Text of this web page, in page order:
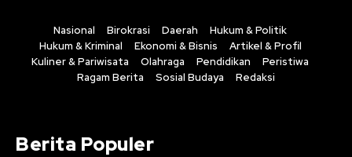
Nasional Birokrasi Daerah
Hukum & Politik
Hukum & Kriminal
Ekonomi & Bisnis
Artikel & Profil
Kuliner & Pariwisata
Olahraga Pendidikan
Peristiwa
Ragam Berita
Sosial Budaya Redaksi
Berita Populer